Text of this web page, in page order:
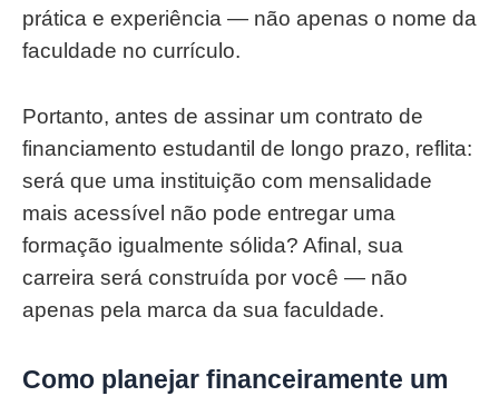
prática e experiência — não apenas o nome da
faculdade no currículo.
Portanto, antes de assinar um contrato de
financiamento estudantil de longo prazo, reflita:
será que uma instituição com mensalidade
mais acessível não pode entregar uma
formação igualmente sólida? Afinal, sua
carreira será construída por você — não
apenas pela marca da sua faculdade.
Como planejar financeiramente um